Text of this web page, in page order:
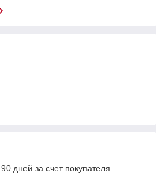
дней за счет покупателя